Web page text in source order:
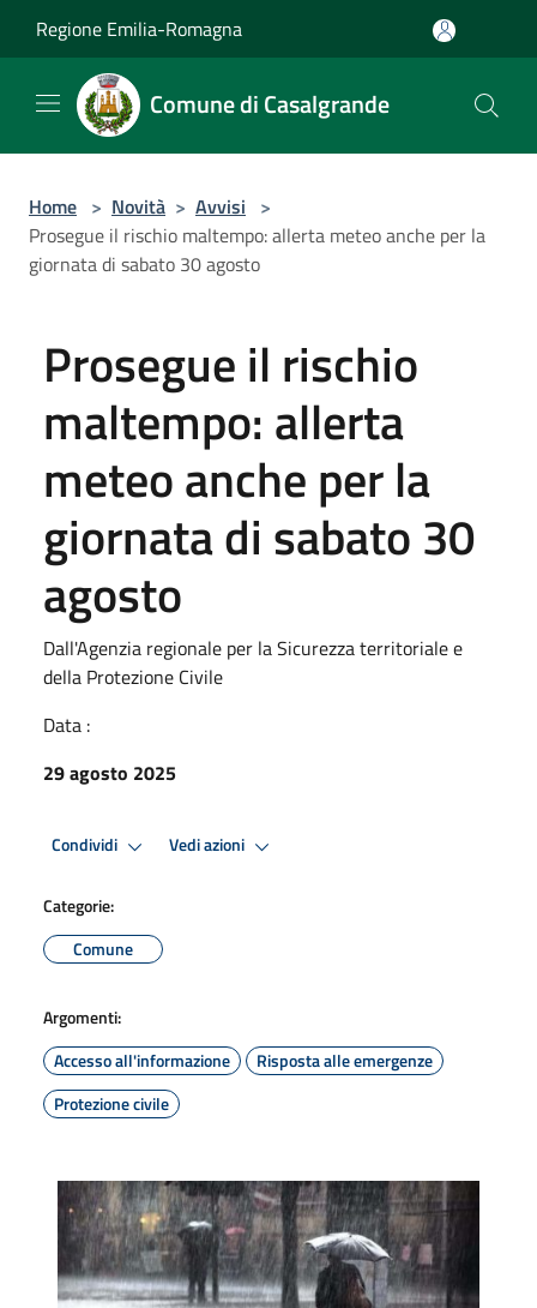
Regione Emilia-Romagna
Comune di Casalgrande
Home > Novità > Avvisi >
Prosegue il rischio maltempo: allerta meteo anche per la
giornata di sabato 30 agosto
Prosegue il rischio
maltempo: allerta
meteo anche per la
giornata di sabato 30
agosto
Dall'Agenzia regionale per la Sicurezza territoriale e
della Protezione Civile
Data :
29 agosto 2025
Condividi Vedi azioni
Categorie:
Comune
Argomenti:
Accesso all'informazione
Risposta alle emergenze
Protezione civile